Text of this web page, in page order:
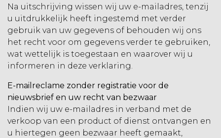
Na uitschrijving wissen wij uw e-mailadres, tenzij
u uitdrukkelijk heeft ingestemd met verder
gebruik van uw gegevens of behouden wij ons
het recht voor om gegevens verder te gebruiken,
wat wettelijk is toegestaan en waarover wij u
informeren in deze verklaring.
E-mailreclame zonder registratie voor de
nieuwsbrief en uw recht van bezwaar
Indien wij uw e-mailadres in verband met de
verkoop van een product of dienst ontvangen en
u hiertegen geen bezwaar heeft gemaakt,